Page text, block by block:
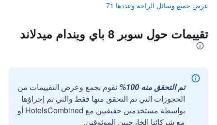
عرض جميع وسائل الراحة وعددها 71
تقييمات حول سوبر 8 باي ويندام ميدلاند
تم التحقق منه 100%
نقوم بجمع وعرض التقييمات من
الحجوزات التي تم التحقق منها فقط والتي تم إجراؤها
بواسطة مستخدمين حقيقيين مع HotelsCombined أو
مع شركائنا الخارجيين الموثوقين.